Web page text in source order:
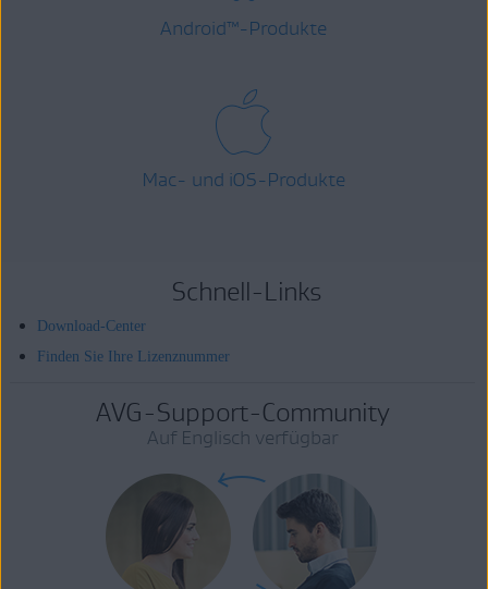
Android™-Produkte
Mac- und iOS-Produkte
Schnell-Links
Download-Center
Finden Sie Ihre Lizenznummer
AVG-Support-Community
Auf Englisch verfügbar